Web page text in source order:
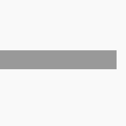
图片